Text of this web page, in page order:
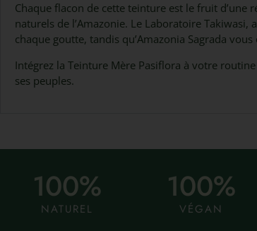
Chaque flacon de cette teinture est le fruit d’une
naturels de l’Amazonie. Le Laboratoire Takiwasi,
chaque goutte, tandis qu’Amazonia Sagrada vous
Intégrez la Teinture Mère Pasiflora à votre
ses peuples.
NATUREL
100%
VÉGAN
100%